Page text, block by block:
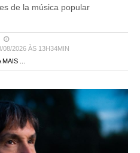
de la música popular
08/2026 ÀS 13H34MIN
MAIS ...